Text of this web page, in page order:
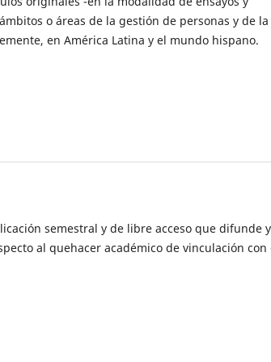
o áreas de la gestión de personas y de la
en América Latina y el mundo hispano.
semestral y de libre acceso que difunde y
al quehacer académico de vinculación con